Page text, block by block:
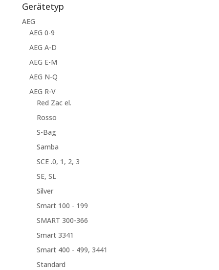
Gerätetyp
AEG
AEG 0-9
AEG A-D
AEG E-M
AEG N-Q
AEG R-V
Red Zac el.
Rosso
S-Bag
Samba
SCE .0, 1, 2, 3
SE, SL
Silver
Smart 100 - 199
SMART 300-366
Smart 3341
Smart 400 - 499, 3441
Standard